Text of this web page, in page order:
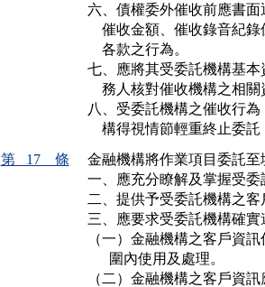
六、債權委外催收前應書
催收金額、催收錄音紀
    各款之行為。
七、應將其受委託機構基
務人核對催收機構之相
八、受委託機構之催收行
構得視情節輕重終止委
第 17 條
金融機構將作業項目委託
一、應充分瞭解及掌握受
二、提供予受委託機構之
三、應要求受委託機構確
（一）金融機構之客戶資
      圍內使用及處理。
（二）金融機構之客戶資